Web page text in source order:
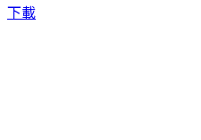
下載